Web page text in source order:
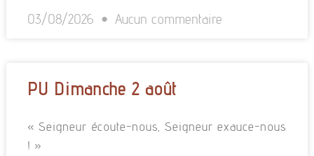
03/08/2026 Aucun commentaire
PU Dimanche 2 août
« Seigneur écoute-nous, Seigneur exauce-nous
! »